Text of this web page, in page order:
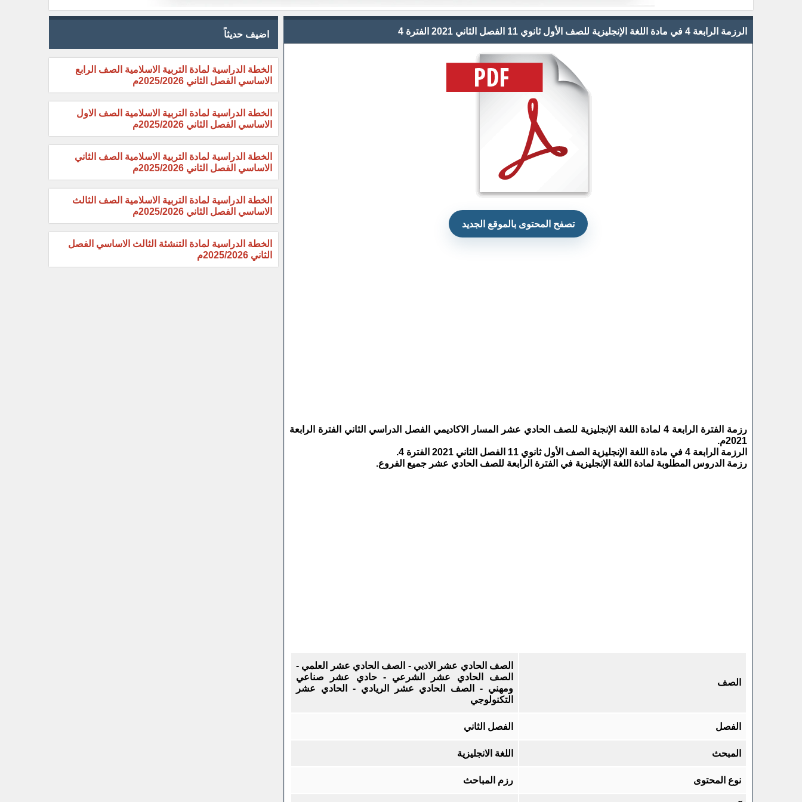
الرزمة الرابعة 4 في مادة اللغة الإنجليزية للصف الأول ثانوي 11 الفصل الثاني 2021 الفترة 4
تصفح المحتوى بالموقع الجديد
رزمة الفترة الرابعة 4 لمادة اللغة الإنجليزية للصف الحادي عشر المسار الاكاديمي الفصل الدراسي الثاني الفترة الرابعة
2021م.
الرزمة الرابعة 4 في مادة اللغة الإنجليزية الصف الأول ثانوي 11 الفصل الثاني 2021 الفترة 4.
رزمة الدروس المطلوبة لمادة اللغة الإنجليزية في الفترة الرابعة للصف الحادي عشر جميع الفروع.
الصف
الصف الحادي عشر الادبي - الصف الحادي عشر العلمي -
الصف الحادي عشر الشرعي - حادي عشر صناعي
ومهني - الصف الحادي عشر الريادي - الحادي عشر
التكنولوجي
الفصل الفصل الثاني
المبحث اللغة الانجليزية
نوع المحتوى رزم المباحث
اضيف حديثاً
الخطة الدراسية لمادة التربية الاسلامية الصف الرابع
الاساسي الفصل الثاني 2025/2026م
الخطة الدراسية لمادة التربية الاسلامية الصف الاول
الاساسي الفصل الثاني 2025/2026م
الخطة الدراسية لمادة التربية الاسلامية الصف الثاني
الاساسي الفصل الثاني 2025/2026م
الخطة الدراسية لمادة التربية الاسلامية الصف الثالث
الاساسي الفصل الثاني 2025/2026م
الخطة الدراسية لمادة التنشئة الثالث الاساسي الفصل
الثاني 2025/2026م